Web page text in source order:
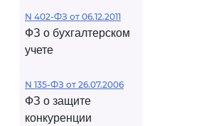
N 402-ФЗ от 06.12.2011
ФЗ о бухгалтерском
учете
N 135-ФЗ от 26.07.2006
ФЗ о защите
конкуренции